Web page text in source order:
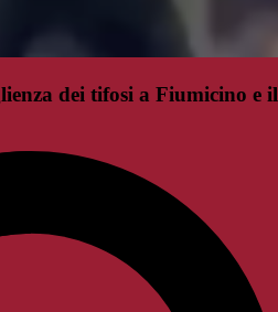
dei tifosi a Fiumicino e il